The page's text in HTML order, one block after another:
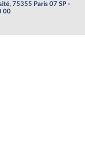
75355 Paris 07 SP -
00